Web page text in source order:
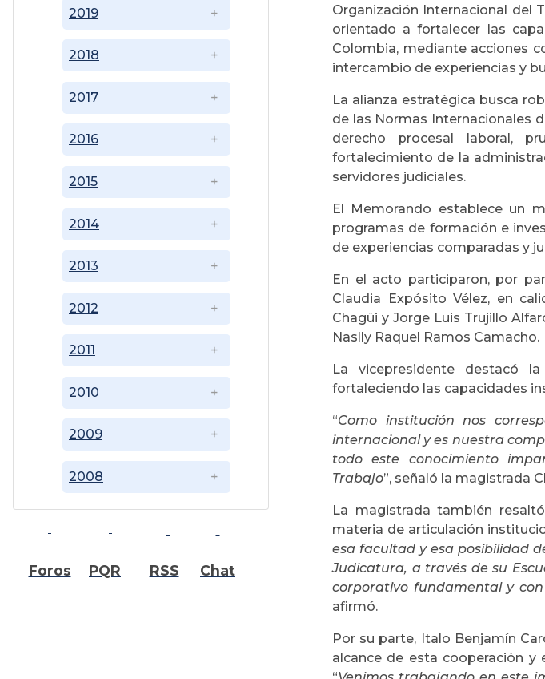
2008
2009
2010
2011
2012
2013
2014
2015
2016
2017
2018
2019
Foros PQR RSS Chat
Organización Internacional del
orientado a fortalecer las
Colombia, mediante acciones
intercambio de experiencias y
La alianza estratégica busca
de las Normas Internacionales
derecho procesal laboral,
fortalecimiento de la
servidores judiciales.
El Memorando establece un
programas de formación e
de experiencias comparadas y
En el acto participaron, por
Claudia Expósito Vélez, en
Chagüi y Jorge Luis Trujillo
Naslly Raquel Ramos Camacho.
La vicepresidente destacó
fortaleciendo las capacidades
“Como institución nos
internacional y es nuestra
todo este conocimiento
Trabajo”, señaló la magistrada
La magistrada también
materia de articulación
esa facultad y esa posibilidad
Judicatura, a través de su
corporativo fundamental y
afirmó.
Por su parte, Italo Benjamín
alcance de esta cooperación